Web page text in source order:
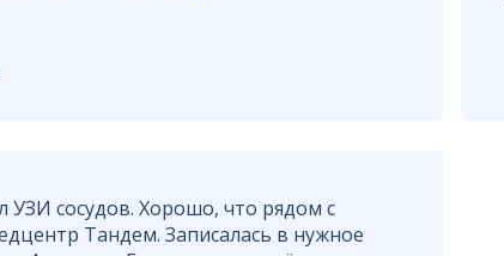
УЗИ сосудов. Хорошо, что рядом с
Тандем. Записалась в нужное